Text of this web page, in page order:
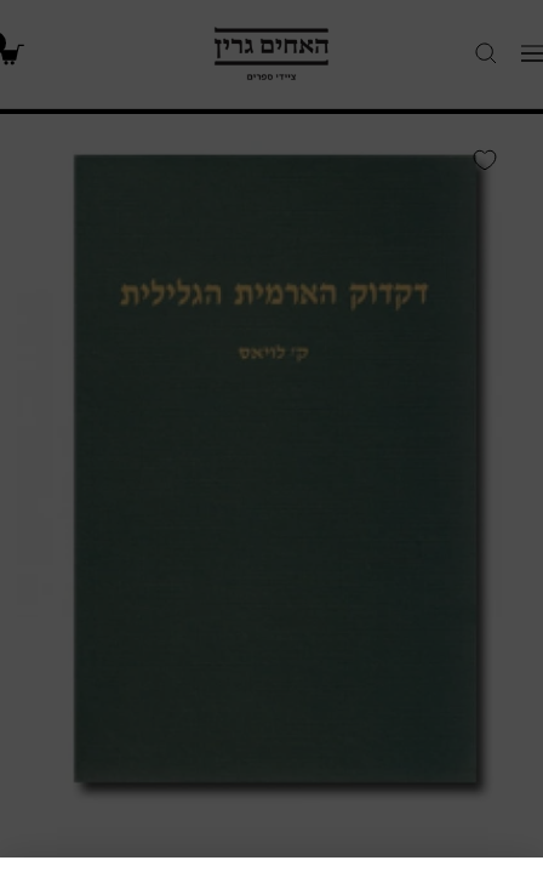
Navigation
האחים
גרין
ספרים
הארמית